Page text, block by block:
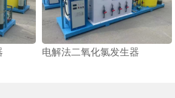
电解法二氧化氯发生器